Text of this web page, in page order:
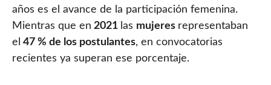
años es el avance de la participación femenina.
Mientras que en 2021 las mujeres representaban
el 47 % de los postulantes, en convocatorias
recientes ya superan ese porcentaje.